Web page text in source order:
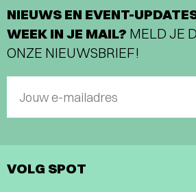
NIEUWS EN EVENT-
WEEK IN JE MAIL? MELD JE
ONZE NIEUWSBRIEF!
Jouw e-mailadres
VOLG SPOT